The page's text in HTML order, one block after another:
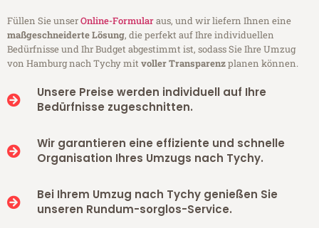
Füllen Sie unserOnline-Formularaus, und wir liefern Ihnen eine
maßgeschneiderte Lösung, die perfekt auf Ihre individuellen
Bedürfnisse und Ihr Budget abgestimmt ist, sodass Sie Ihre Umzug
von Hamburg nach Tychy mitvoller Transparenzplanen können.
Unsere Preise werden individuell auf Ihre
Bedürfnisse zugeschnitten.
Wir garantieren eine effiziente und schnelle
Organisation Ihres Umzugs nach Tychy.
Bei Ihrem Umzug nach Tychy genießen Sie
unseren Rundum-sorglos-Service.